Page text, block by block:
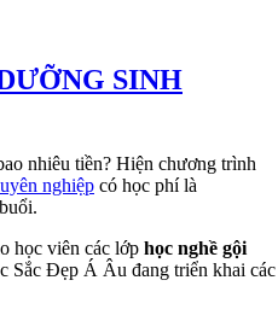
SINH
nhiêu tiền? Hiện chương trình
nghiệp có học phí là
học viên các lớp học nghề gội
Sắc Đẹp Á Âu đang triển khai các